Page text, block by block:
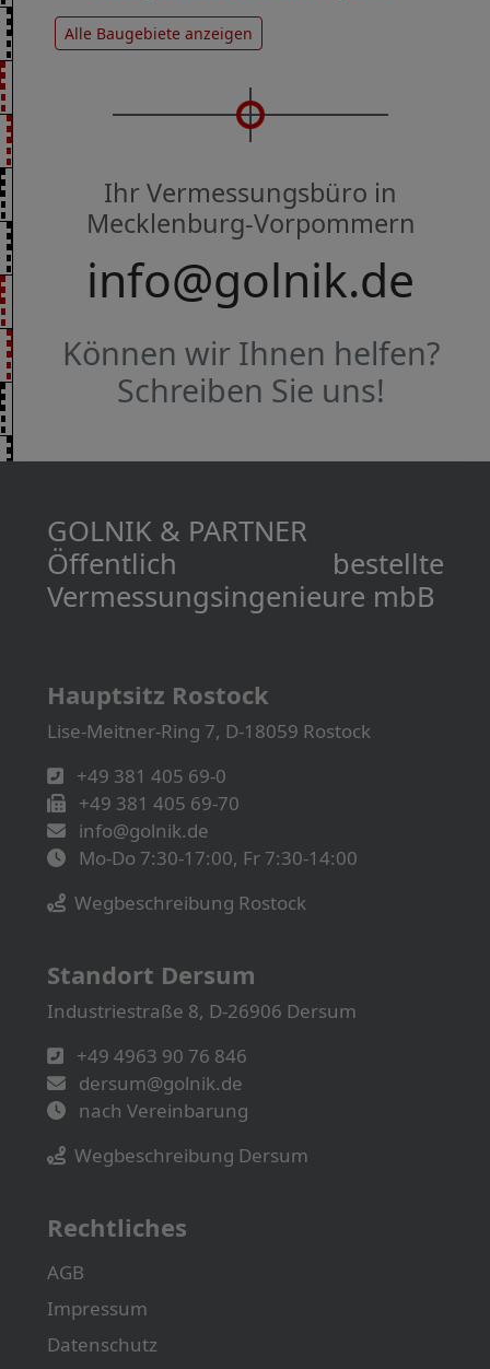
Alle Baugebiete anzeigen
Ihr Vermessungsbüro in
Mecklenburg-Vorpommern
info@golnik.de
Können wir Ihnen helfen?
Schreiben Sie uns!
GOLNIK & PARTNER
Öffentlich bestellte
Vermessungs­­ingenieure mbB
Hauptsitz Rostock
Lise-Meitner-Ring 7, D-18059 Rostock
+49 381 405 69-0
+49 381 405 69-70
info@golnik.de
Mo-Do 7:30-17:00, Fr 7:30-14:00
Wegbeschreibung Rostock
Standort Dersum
Industriestraße 8, D-26906 Dersum
+49 4963 90 76 846
dersum@golnik.de
nach Vereinbarung
Wegbeschreibung Dersum
Rechtliches
AGB
Impressum
Datenschutz